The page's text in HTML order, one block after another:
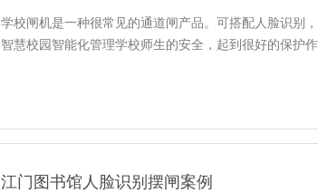
学校闸机是一种很常见的通道闸产品。可搭配人脸识别
智慧校园智能化管理学校师生的安全，起到很好的保护作
江门图书馆人脸识别摆闸案例